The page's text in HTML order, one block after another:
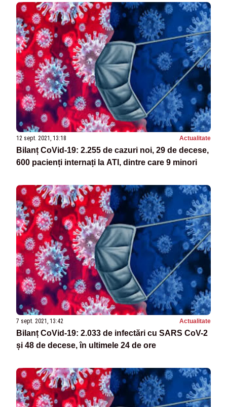
12 sept. 2021, 13:18 Actualitate
Bilanț CoVid-19: 2.255 de cazuri noi, 29 de decese,
600 pacienți internați la ATI, dintre care 9 minori
7 sept. 2021, 13:42 Actualitate
Bilanț CoVid-19: 2.033 de infectări cu SARS CoV-2
și 48 de decese, în ultimele 24 de ore